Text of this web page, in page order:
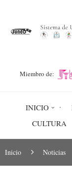
contenido
Miembro de:
INICIO
CULTURA
Ruta
Inicio Noticias